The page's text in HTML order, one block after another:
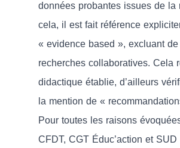
données probantes issues de la
cela, il est fait référence
« evidence based », excluant
recherches collaboratives. Cela
didactique établie, d’ailleurs
la mention de «
Pour toutes les raisons
CFDT, CGT Éduc’action et